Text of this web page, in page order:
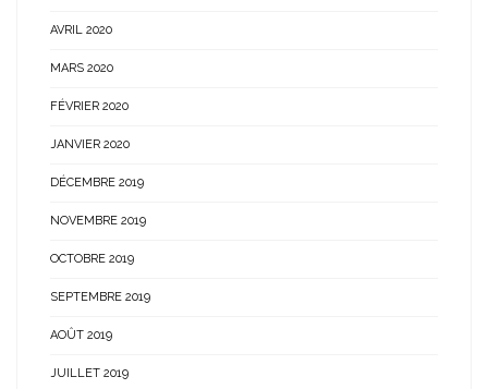
AVRIL 2020
MARS 2020
FÉVRIER 2020
JANVIER 2020
DÉCEMBRE 2019
NOVEMBRE 2019
OCTOBRE 2019
SEPTEMBRE 2019
AOÛT 2019
JUILLET 2019